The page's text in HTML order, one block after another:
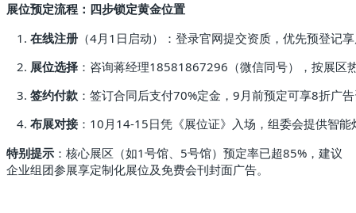
展位预定流程：四步锁定黄金位置
在线注册 （4月1日启动）：登录官网提交资质，优先预登记
展位选择 ：咨询蒋经理18581867296（微信同号），按展区
签约付款 ：签订合同后支付70%定金，9月前预定可享8折广
布展对接：10月14-15日凭《展位证》入场，组委会提供智
特别提示 ：核心展区（如1号馆、5号馆）预定率已超85%，建议
企业组团参展享定制化展位及免费会刊封面广告。